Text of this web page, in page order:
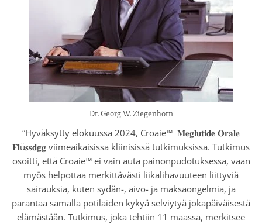
Dr. Georg W. Ziegenhorn
“Hyväksytty elokuussa 2024, Croaie™ 𝐌𝐞𝐠𝐥𝐮𝐭𝐢𝐝𝐞 𝐎𝐫𝐚𝐥𝐞
𝐅𝐥ü𝐬𝐬𝐝𝐠𝐠 viimeaikaisissa kliinisissä tutkimuksissa. Tutkimus
osoitti, että Croaie™ ei vain auta painonpudotuksessa, vaan
myös helpottaa merkittävästi liikalihavuuteen liittyviä
sairauksia, kuten sydän-, aivo- ja maksaongelmia, ja
parantaa samalla potilaiden kykyä selviytyä jokapäiväisestä
elämästään. Tutkimus, joka tehtiin 11 maassa, merkitsee